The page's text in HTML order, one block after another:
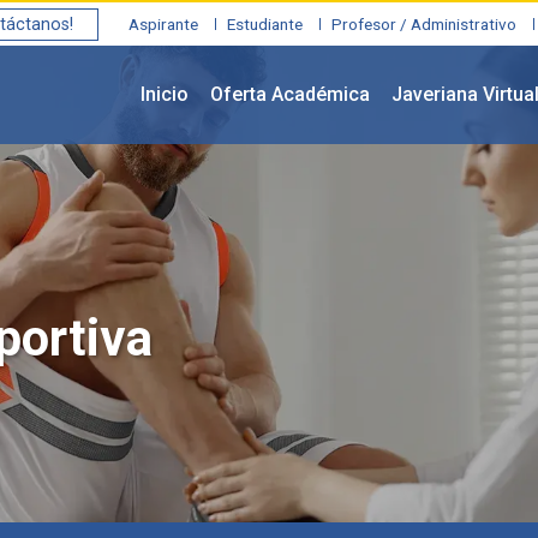
Aspirante Estudiante Profesor / Administrativo
Inicio Oferta Académica Javeriana Virtual